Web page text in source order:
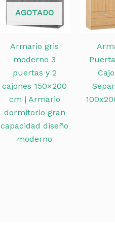
AGOTADO
Armario gris
moderno 3
puertas y 2
cajones 150×200
cm | Armario
dormitorio gran
capacidad diseño
moderno